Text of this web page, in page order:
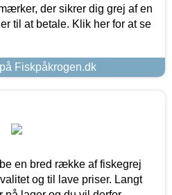
der sikrer dig grej af en
til at betale. Klik her for at se
Fiskpåkrogen.dk
en bred række af fiskegrej
og til lave priser. Langt